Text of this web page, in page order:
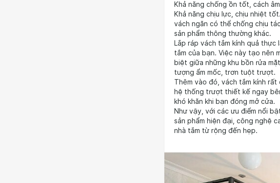
Khả năng chống ồn tốt, cách
Khả năng chịu lực, chịu nhiệt
vách ngăn có thể chống chịu
sản phẩm thông thường khác.
Lắp ráp vách tắm kính quả
tắm của bạn. Việc này tạo nên
biệt giữa những khu bồn rửa
tượng ẩm mốc, trơn tuột trượt.
Thêm vào đó, vách tắm kính
hệ thống trượt thiết kế ngay
khó khăn khi bạn đóng mở cửa.
Như vậy, với các ưu điểm nổi
sản phẩm hiện đại, công nghệ
nhà tắm từ rộng đến hẹp.